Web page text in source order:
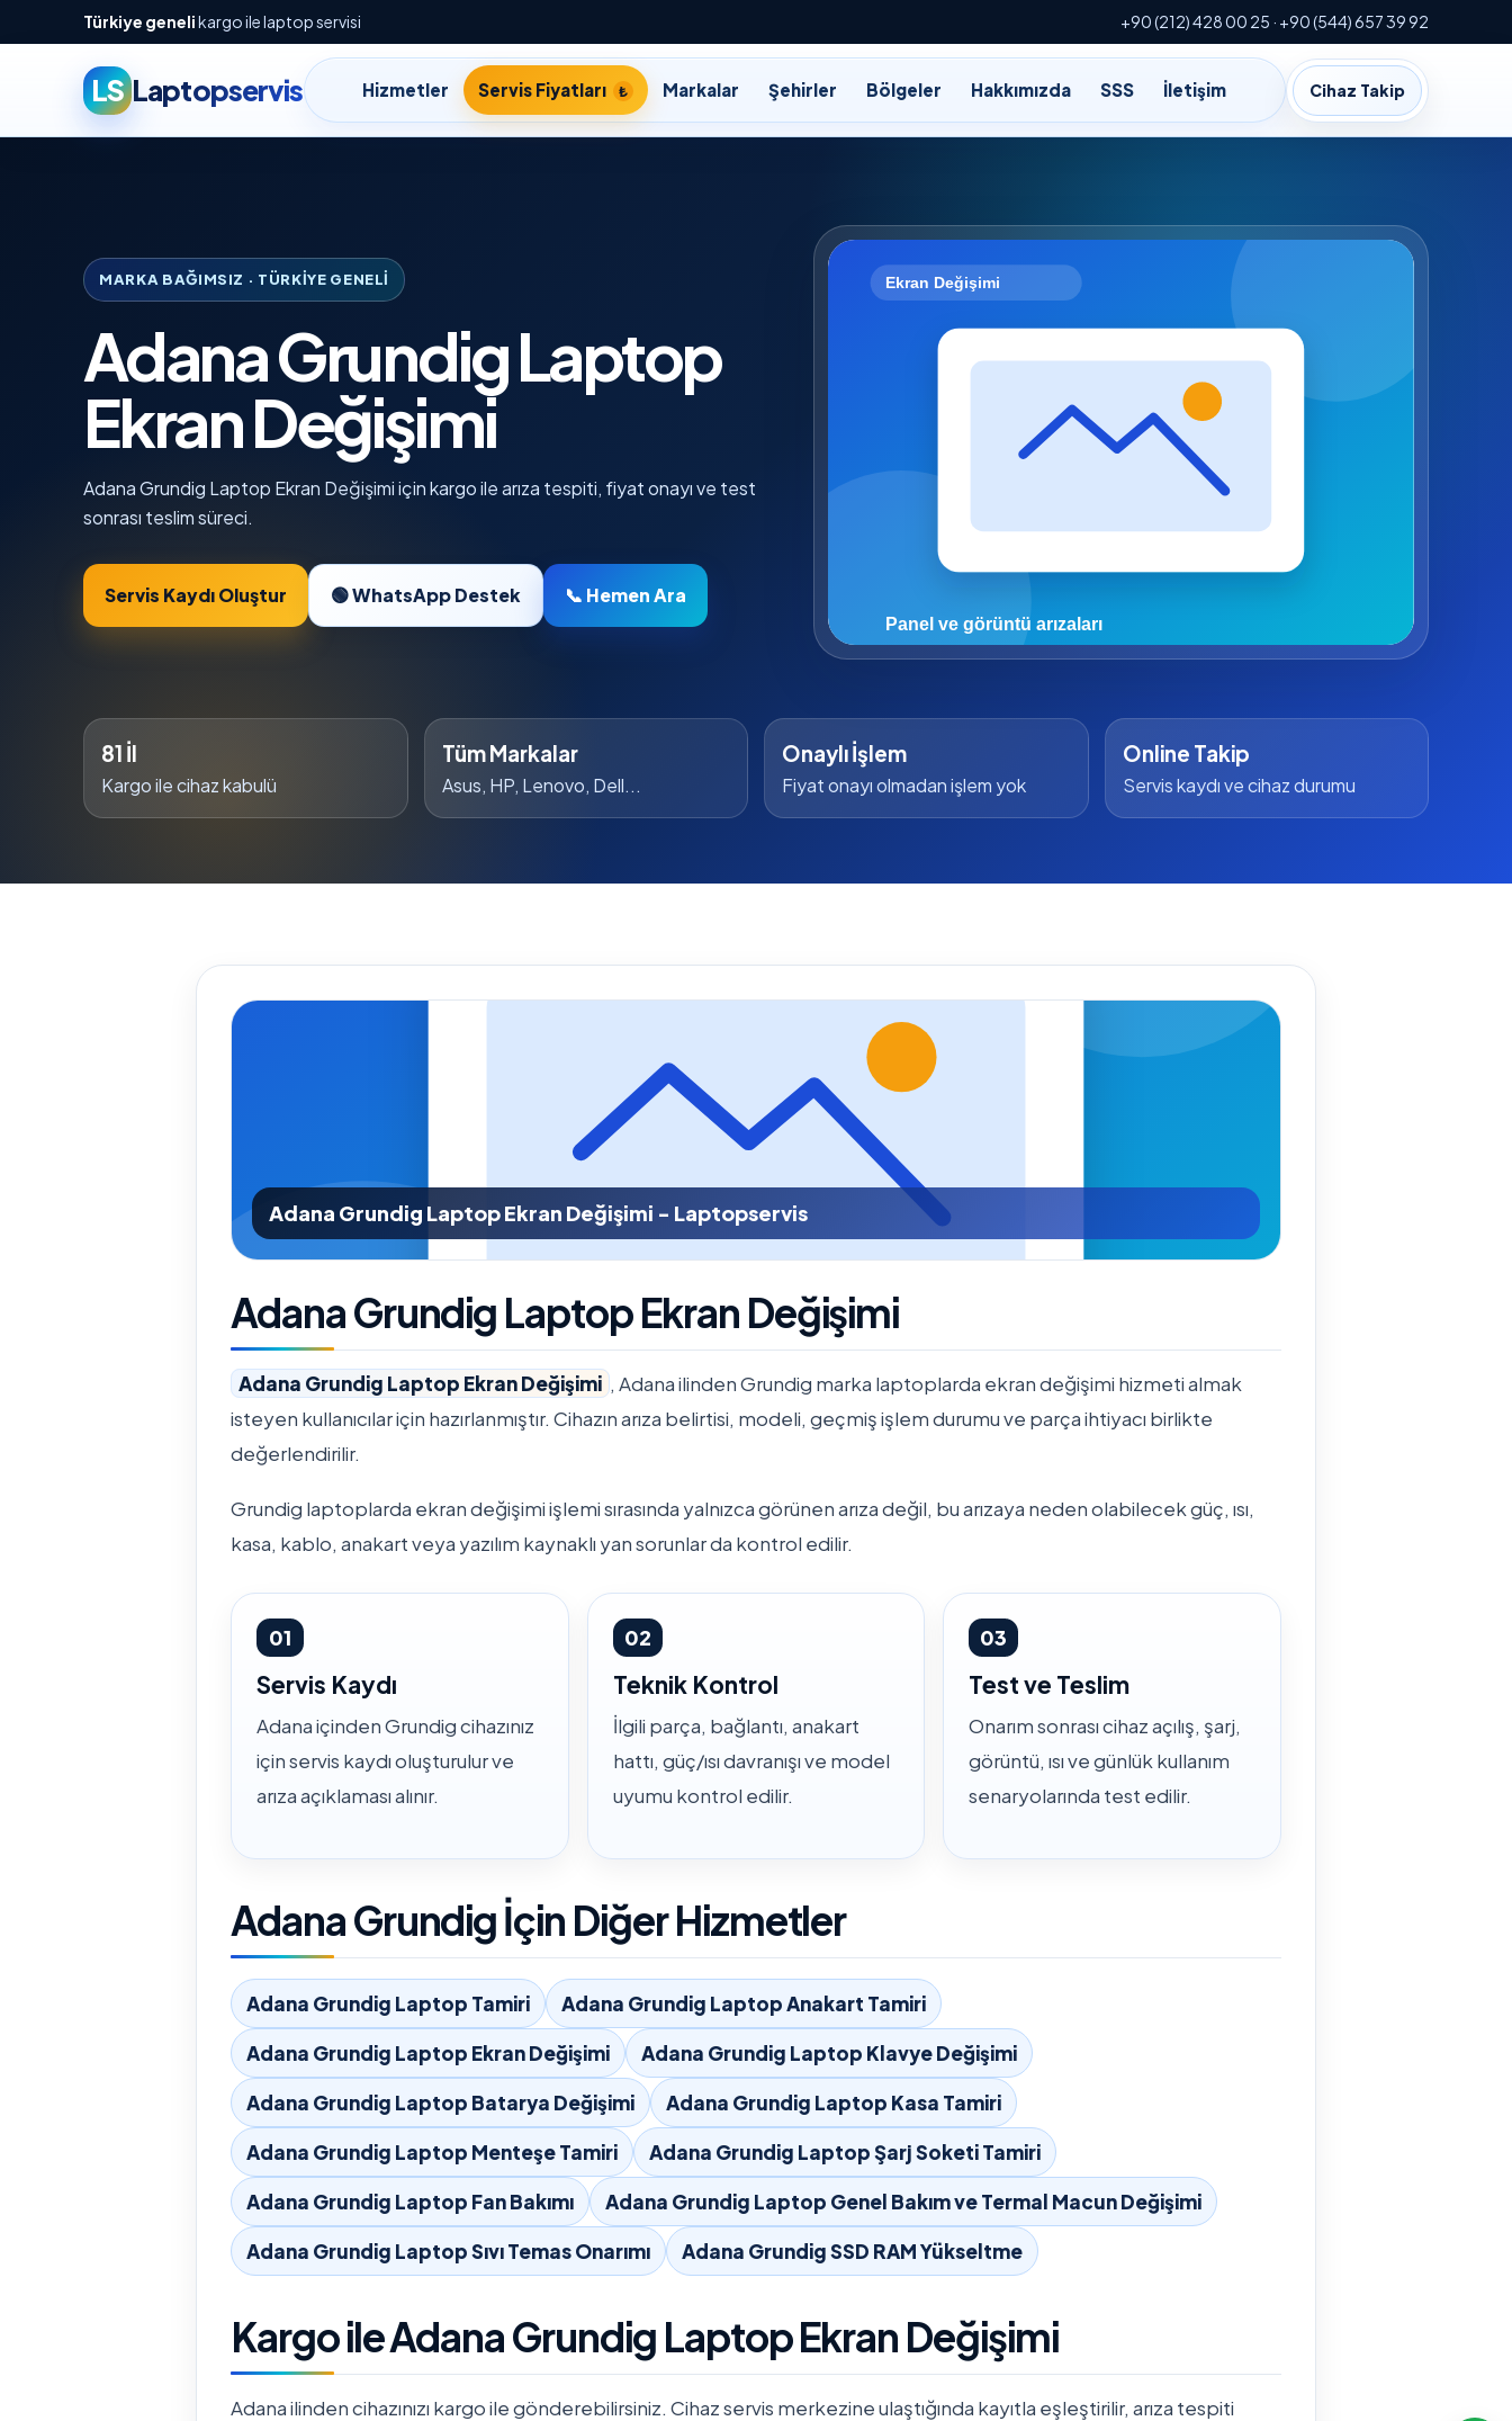
Türkiye genelikargo ile laptop servisi +90 (212) 428 00 25 · +90 (544) 657 39 92
LS Laptopservis Hizmetler Servis Fiyatları Markalar Şehirler Bölgeler Hakkımızda SSS İletişim Cihaz Takip
MARKA BAĞIMSIZ · TÜRKIYE GENELI
Adana Grundig Laptop
Ekran Değişimi
Adana Grundig Laptop Ekran Değişimi için kargo ile arıza tespiti, fiyat onayı ve test
sonrası teslim süreci.
Servis Kaydı Oluştur 🟢 WhatsApp Destek 📞 Hemen Ara
81 İl
Kargo ile cihaz kabulü
Tüm Markalar
Asus, HP, Lenovo, Dell...
Onaylı İşlem
Fiyat onayı olmadan işlem yok
Online Takip
Servis kaydı ve cihaz durumu
Adana Grundig Laptop Ekran Değişimi - Laptopservis
Adana Grundig Laptop Ekran Değişimi
Adana Grundig Laptop Ekran Değişimi , Adana ilinden Grundig marka laptoplarda ekran değişimi hizmeti almak
isteyen kullanıcılar için hazırlanmıştır. Cihazın arıza belirtisi, modeli, geçmiş işlem durumu ve parça ihtiyacı birlikte
değerlendirilir.
Grundig laptoplarda ekran değişimi işlemi sırasında yalnızca görünen arıza değil, bu arızaya neden olabilecek güç, ısı,
kasa, kablo, anakart veya yazılım kaynaklı yan sorunlar da kontrol edilir.
01
Servis Kaydı
Adana içinden Grundig cihazınız
için servis kaydı oluşturulur ve
arıza açıklaması alınır.
02
Teknik Kontrol
İlgili parça, bağlantı, anakart
hattı, güç/ısı davranışı ve model
uyumu kontrol edilir.
03
Test ve Teslim
Onarım sonrası cihaz açılış, şarj,
görüntü, ısı ve günlük kullanım
senaryolarında test edilir.
Adana Grundig İçin Diğer Hizmetler
Adana Grundig Laptop Tamiri
Adana Grundig Laptop Anakart Tamiri
Adana Grundig Laptop Ekran Değişimi
Adana Grundig Laptop Klavye Değişimi
Adana Grundig Laptop Batarya Değişimi
Adana Grundig Laptop Kasa Tamiri
Adana Grundig Laptop Menteşe Tamiri
Adana Grundig Laptop Şarj Soketi Tamiri
Adana Grundig Laptop Fan Bakımı
Adana Grundig Laptop Genel Bakım ve Termal Macun Değişimi
Adana Grundig Laptop Sıvı Temas Onarımı
Adana Grundig SSD RAM Yükseltme
Kargo ile Adana Grundig Laptop Ekran Değişimi
Adana ilinden cihazınızı kargo ile gönderebilirsiniz. Cihaz servis merkezine ulaştığında kayıtla eşleştirilir, arıza tespiti